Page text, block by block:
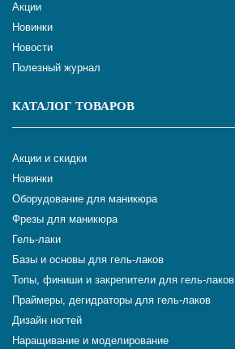
Акции
Новинки
Новости
Полезный журнал
КАТАЛОГ ТОВАРОВ
Акции и скидки
Новинки
Оборудование для маникюра
Фрезы для маникюра
Гель-лаки
Базы и основы для гель-лаков
Топы, финиши и закрепители для гель-лаков
Праймеры, дегидраторы для гель-лаков
Дизайн ногтей
Наращивание и моделирование